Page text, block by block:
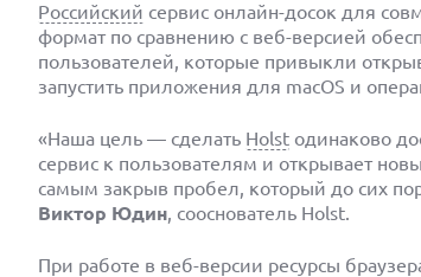
Российский сервис онлайн-досок для
формат по сравнению с веб-версией
пользователей, которые привыкли
запустить приложения для macOS и
«Наша цель — сделать Holst одинаково
сервис к пользователям и открывает
самым закрыв пробел, который до сих
Виктор Юдин, сооснователь Holst.
При работе в веб-версии ресурсы